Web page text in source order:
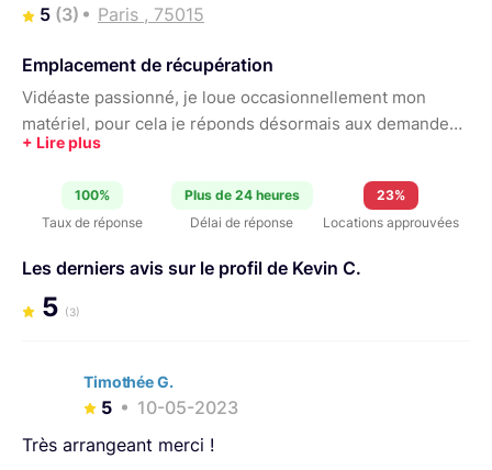
5 (3) Paris , 75015
Emplacement de récupération
Vidéaste passionné, je loue occasionnellement mon
matériel, pour cela je réponds désormais aux demandes
de location dans l'heure. Les configurations louées sont
celles que j’utilise pour mes projets, elles sont donc
parfaitement éprouvées et optimisées pour des
tournages en toute sérénité. Le matériel est à récupérer
et à restituer dans le 15e arrondissement de Paris, 24/24,
7/7. À bientôt, Kevin
100%
Taux de réponse
Plus de 24 heures
Délai de réponse
23%
Locations approuvées
Les derniers avis sur le profil de Kevin C.
5 (3)
Timothée G.
5
10-05-2023
Très arrangeant merci !